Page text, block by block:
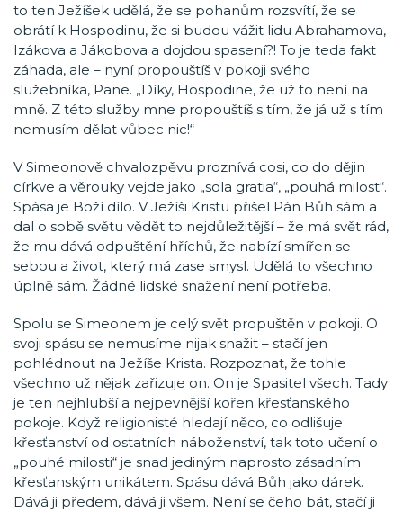
to ten Ježíšek udělá, že se pohanům rozsvítí, že se
obrátí k Hospodinu, že si budou vážit lidu Abrahamova,
Izákova a Jákobova a dojdou spasení?! To je teda fakt
záhada, ale – nyní propouštíš v pokoji svého
služebníka, Pane. „Díky, Hospodine, že už to není na
mně. Z této služby mne propouštíš s tím, že já už s tím
nemusím dělat vůbec nic!“
V Simeonově chvalozpěvu proznívá cosi, co do dějin
církve a věrouky vejde jako „sola gratia“, „pouhá milost“.
Spása je Boží dílo. V Ježíši Kristu přišel Pán Bůh sám a
dal o sobě světu vědět to nejdůležitější – že má svět rád,
že mu dává odpuštění hříchů, že nabízí smířen se
sebou a život, který má zase smysl. Udělá to všechno
úplně sám. Žádné lidské snažení není potřeba.
Spolu se Simeonem je celý svět propuštěn v pokoji. O
svoji spásu se nemusíme nijak snažit – stačí jen
pohlédnout na Ježíše Krista. Rozpoznat, že tohle
všechno už nějak zařizuje on. On je Spasitel všech. Tady
je ten nejhlubší a nejpevnější kořen křesťanského
pokoje. Když religionisté hledají něco, co odlišuje
křesťanství od ostatních náboženství, tak toto učení o
„pouhé milosti“ je snad jediným naprosto zásadním
křesťanským unikátem. Spásu dává Bůh jako dárek.
Dává ji předem, dává ji všem. Není se čeho bát, stačí ji